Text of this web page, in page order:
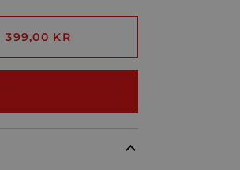
399,00 KR